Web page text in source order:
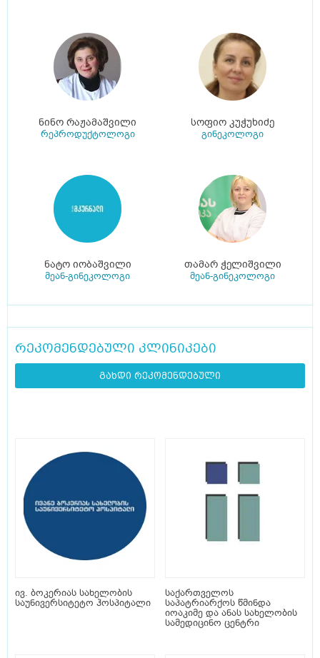
ნინო რაჟამაშვილი
რეპროდუქტოლოგი
სოფიო კუჭუხიძე
გინეკოლოგი
ნატო იობაშვილი
მეან-გინეკოლოგი
თამარ ჭელიშვილი
მეან-გინეკოლოგი
რეკომენდებული კლინიკები
გახდი რეკომენდებული
ივ. ბოკერიას სახელობის
საუნივერსიტეტო ჰოსპიტალი
საქართველოს
საპატრიარქოს წმინდა
იოაკიმე და ანას სახელობის
სამედიცინო ცენტრი